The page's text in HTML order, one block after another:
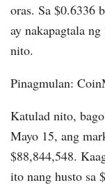
oras. Sa $0.6336
ay nakapagtala
nito.
Pinagmulan:
Katulad nito,
Mayo 15, ang
$88,844,548.
ito nang husto sa